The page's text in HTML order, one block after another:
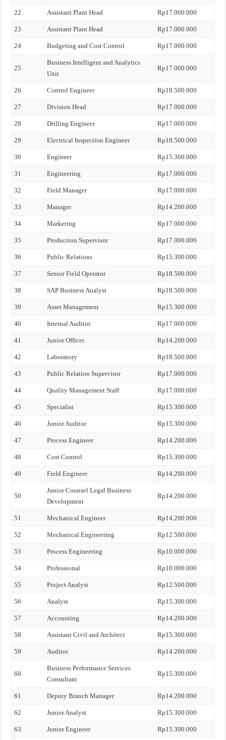
22 Assistant Plant Head Rp17.000.000
23 Assistant Plant Head Rp17.000.000
24 Budgeting and Cost Control Rp17.000.000
25
Business Intelligent and Analytics
Unit
Rp17.000.000
26 Control Engineer Rp18.500.000
27 Division Head Rp17.000.000
28 Drilling Engineer Rp17.000.000
29 Electrical Inspection Engineer Rp18.500.000
30 Engineer Rp15.300.000
31 Engineering Rp17.000.000
32 Field Manager Rp17.000.000
33 Manager Rp14.200.000
34 Marketing Rp17.000.000
35 Production Supervisor Rp17.000.000
36 Public Relations Rp15.300.000
37 Senior Field Operator Rp18.500.000
38 SAP Business Analyst Rp18.500.000
39 Asset Management Rp15.300.000
40 Internal Auditor Rp17.000.000
41 Junior Officer Rp14.200.000
42 Laboratory Rp18.500.000
43 Public Relation Supervisor Rp17.000.000
44 Quality Management Staff Rp17.000.000
45 Specialist Rp15.300.000
46 Junior Auditor Rp15.300.000
47 Process Engineer Rp14.200.000
48 Cost Control Rp15.300.000
49 Field Engineer Rp14.200.000
50
Junior Counsel Legal Business
Development
Rp14.200.000
51 Mechanical Engineer Rp14.200.000
52 Mechanical Engineering Rp12.500.000
53 Process Engineering Rp10.000.000
54 Professional Rp10.000.000
55 Project Analyst Rp12.500.000
56 Analyst Rp15.300.000
57 Accounting Rp14.200.000
58 Assistant Civil and Architect Rp15.300.000
59 Auditor Rp14.200.000
60
Business Performance Services
Consultant
Rp15.300.000
61 Deputy Branch Manager Rp14.200.000
62 Junior Analyst Rp15.300.000
63 Junior Engineer Rp15.300.000